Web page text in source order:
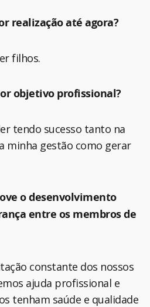
realização até agora?
filhos.
objetivo profissional?
tendo sucesso tanto na
minha gestão como gerar
o desenvolvimento
entre os membros de
constante dos nossos
ajuda profissional e
tenham saúde e qualidade